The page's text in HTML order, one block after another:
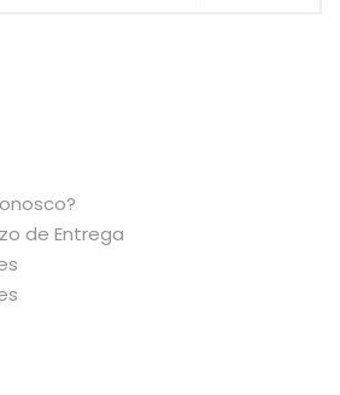
de Entrega